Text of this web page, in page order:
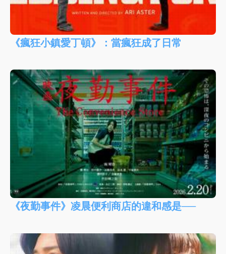
《瘋狂小鎮愛丁頓》：當瘋狂成了日常
《夜勤事件》凌晨便利商店的違和感是──